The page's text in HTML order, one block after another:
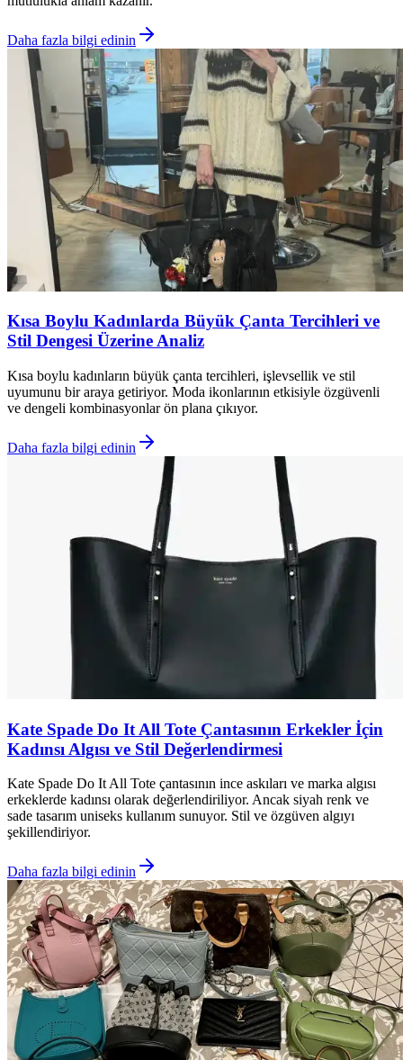
Daha fazla bilgi edinin
Kısa Boylu Kadınlarda Büyük Çanta Tercihleri ve
Stil Dengesi Üzerine Analiz
Kısa boylu kadınların büyük çanta tercihleri, işlevsellik ve stil
uyumunu bir araya getiriyor. Moda ikonlarının etkisiyle özgüvenli
ve dengeli kombinasyonlar ön plana çıkıyor.
Daha fazla bilgi edinin
Kate Spade Do It All Tote Çantasının Erkekler İçin
Kadınsı Algısı ve Stil Değerlendirmesi
Kate Spade Do It All Tote çantasının ince askıları ve marka algısı
erkeklerde kadınsı olarak değerlendiriliyor. Ancak siyah renk ve
sade tasarım uniseks kullanım sunuyor. Stil ve özgüven algıyı
şekillendiriyor.
Daha fazla bilgi edinin